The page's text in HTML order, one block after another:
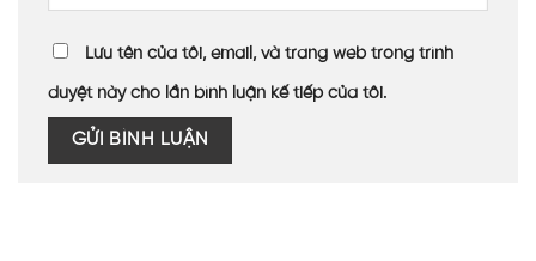
Lưu tên của tôi, email, và trang web trong trình
duyệt này cho lần bình luận kế tiếp của tôi.